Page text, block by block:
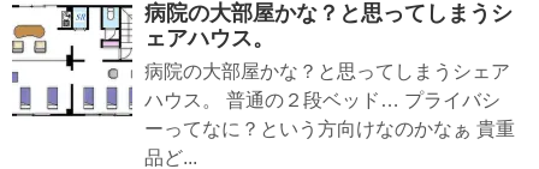
病院の大部屋かな？と思ってしまうシ
ェアハウス。
病院の大部屋かな？と思ってしまうシェア
ハウス。 普通の２段ベッド… プライバシ
ーってなに？という方向けなのかなぁ 貴重
品ど...